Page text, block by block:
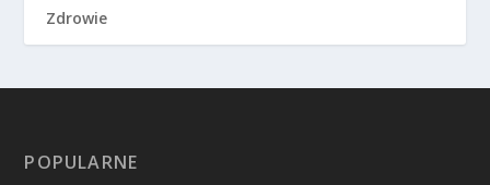
Zdrowie
POPULARNE